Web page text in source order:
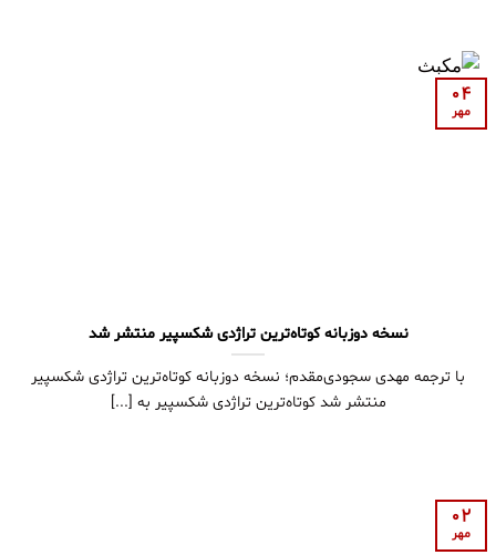
نسخه دوزبانه کوتاه‌ترین تراژدی شکسپیر منتشر شد
با ترجمه مهدی سجودی‌مقدم؛ نسخه دوزبانه کوتاه‌ترین تراژدی شکسپیر
منتشر شد کوتاه‌ترین تراژدی شکسپیر به [...]
04
مهر
02
مهر